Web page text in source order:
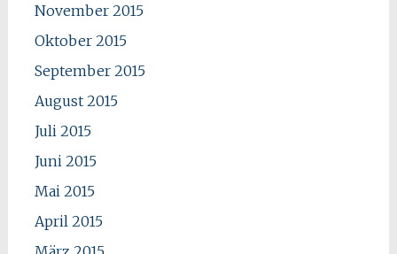
November 2015
Oktober 2015
September 2015
August 2015
Juli 2015
Juni 2015
Mai 2015
April 2015